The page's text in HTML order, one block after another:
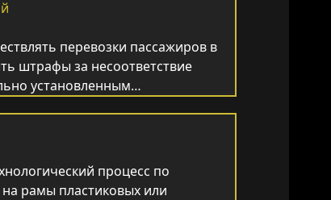
перевозки пассажиров в
штрафы за несоответствие
установленным…
процесс по
рамы пластиковых или